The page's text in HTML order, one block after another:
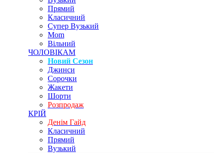
Прямий
Класичний
Супер Вузький
Mom
Вільний
ЧОЛОВІКАМ
Новий Сезон
Джинси
Сорочки
Жакети
Шорти
Розпродаж
КРІЙ
Денім Гайд
Класичний
Прямий
Вузький